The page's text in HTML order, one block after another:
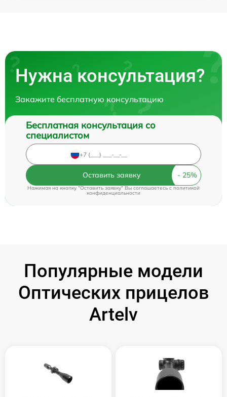
Нужна консультация?
Закажите бесплатную консультацию
Бесплатная консультация со
специалистом
Оставить заявку
Нажимая на кнопку "Оставить заявку" Вы соглашаетесь c политикой
конфиденциальности
Популярные модели
Оптических прицелов
Artelv